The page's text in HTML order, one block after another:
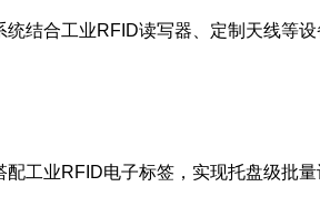
结合工业RFID读写器、定制天线等
工业RFID电子标签，实现托盘级批